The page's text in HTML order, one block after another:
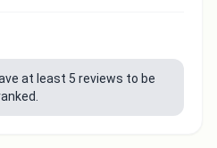
at least 5 reviews to be